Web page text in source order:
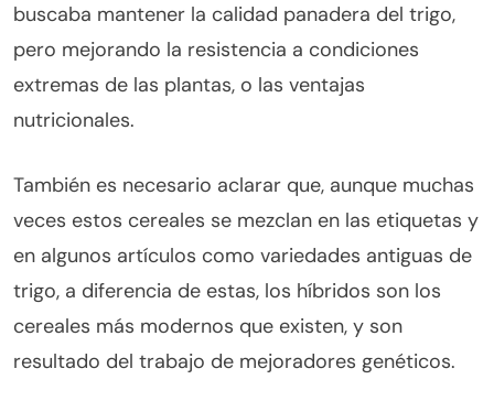
buscaba mantener la calidad panadera del trigo,
pero mejorando la resistencia a condiciones
extremas de las plantas, o las ventajas
nutricionales.
También es necesario aclarar que, aunque muchas
veces estos cereales se mezclan en las etiquetas y
en algunos artículos como variedades antiguas de
trigo, a diferencia de estas, los híbridos son los
cereales más modernos que existen, y son
resultado del trabajo de mejoradores genéticos.